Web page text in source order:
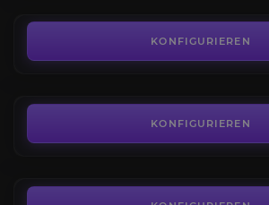
KONFIGURIEREN
Orden der Wolkenschlange
KONFIGURIEREN